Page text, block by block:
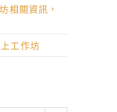
相關資訊，
工作坊